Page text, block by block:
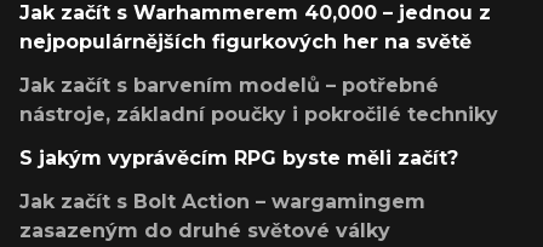
Jak začít s Warhammerem 40,000 – jednou z
nejpopulárnějších figurkových her na světě
Jak začít s barvením modelů – potřebné
nástroje, základní poučky i pokročilé techniky
S jakým vyprávěcím RPG byste měli začít?
Jak začít s Bolt Action – wargamingem
zasazeným do druhé světové války